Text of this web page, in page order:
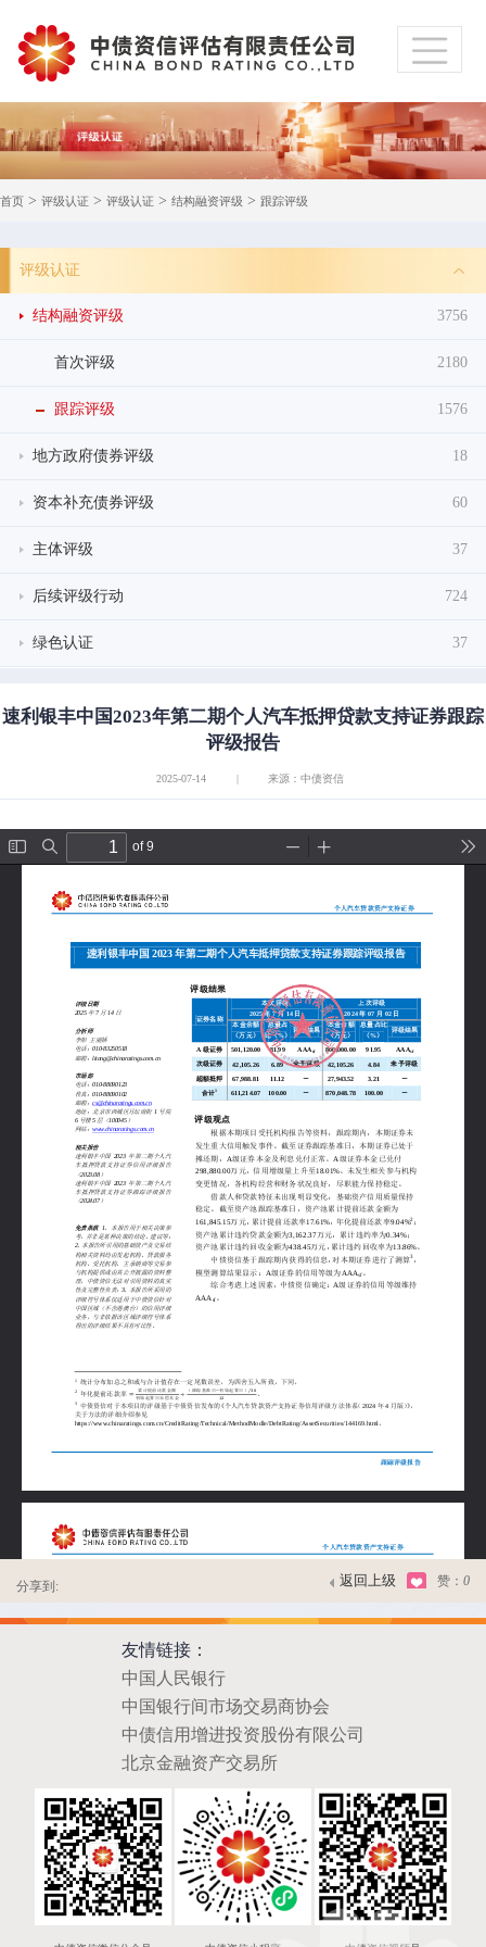
首页 > 评级认证 > 评级认证 > 结构融资评级 > 跟踪评级
评级认证
结构融资评级 3756
首次评级 2180
跟踪评级 1576
地方政府债券评级 18
资本补充债券评级 60
主体评级 37
后续评级行动 724
绿色认证 37
速利银丰中国2023年第二期个人汽车抵押贷款支持证券跟踪
评级报告
2025-07-14 | 来源：中债资信
分享到: 返回上级 赞： 0
友情链接：
中国人民银行
中国银行间市场交易商协会
中债信用增进投资股份有限公司
北京金融资产交易所